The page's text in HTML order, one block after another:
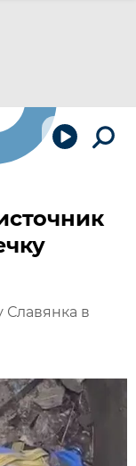
Славянка в